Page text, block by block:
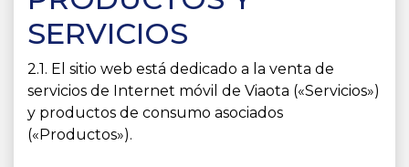
SERVICIOS
2.1. El sitio web está dedicado a la venta de
servicios de Internet móvil de Viaota («Servicios»)
y productos de consumo asociados
(«Productos»).